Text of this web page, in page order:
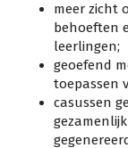
meer zicht
behoeften
leerlingen;
geoefend
toepassen
casussen